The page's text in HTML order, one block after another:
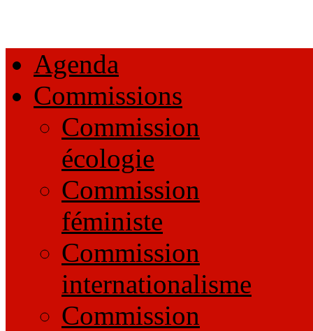
Agenda
Commissions
Commission
écologie
Commission
féministe
Commission
internationalisme
Commission